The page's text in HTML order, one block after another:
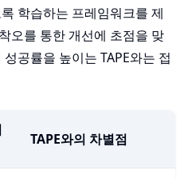
학습하는 프레임워크를 제
오를 통한 개선에 초점을 맞
공률을 높이는 TAPE와는 접
TAPE와의 차별점